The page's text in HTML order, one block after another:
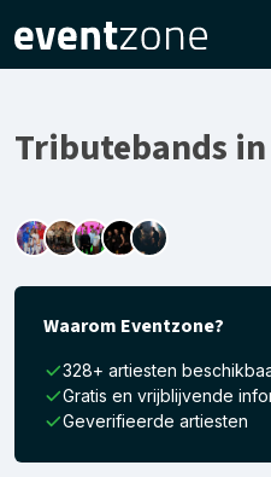
Tributebands
Waarom Eventzone?
328+ artiesten
Gratis en vrijblijvende
Geverifieerde artiesten